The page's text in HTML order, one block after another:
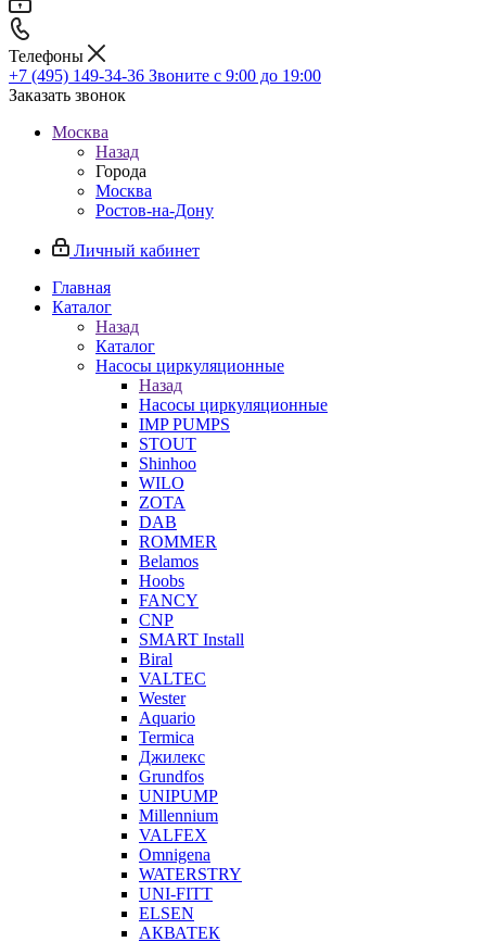
Телефоны
+7 (495) 149-34-36 Звоните с 9:00 до 19:00
Заказать звонок
Москва
Назад
Города
Москва
Ростов-на-Дону
Личный кабинет
Главная
Каталог
Назад
Каталог
Насосы циркуляционные
Назад
Насосы циркуляционные
IMP PUMPS
STOUT
Shinhoo
WILO
ZOTA
DAB
ROMMER
Belamos
Hoobs
FANCY
CNP
SMART Install
Biral
VALTEC
Wester
Aquario
Termica
Джилекс
Grundfos
UNIPUMP
Millennium
VALFEX
Omnigena
WATERSTRY
UNI-FITT
ELSEN
АКВАТЕК